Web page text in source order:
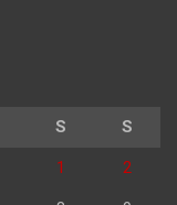
S S
1 2